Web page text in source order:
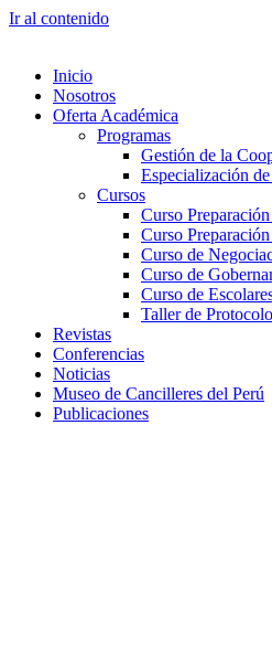
Ir al contenido
Inicio
Nosotros
Oferta Académica
Programas
Gestión de la
Especialización
Cursos
Curso
Curso
Curso de
Curso de
Curso de
Taller de
Revistas
Conferencias
Noticias
Museo de Cancilleres del Perú
Publicaciones